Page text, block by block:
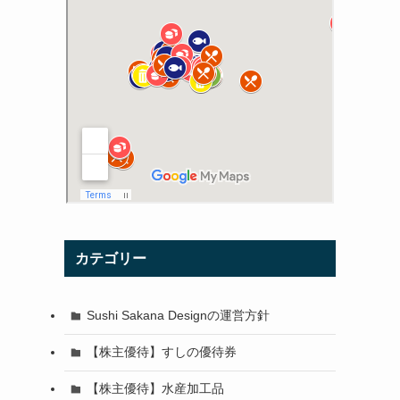
カテゴリー
Sushi Sakana Designの運営方針
【株主優待】すしの優待券
【株主優待】水産加工品